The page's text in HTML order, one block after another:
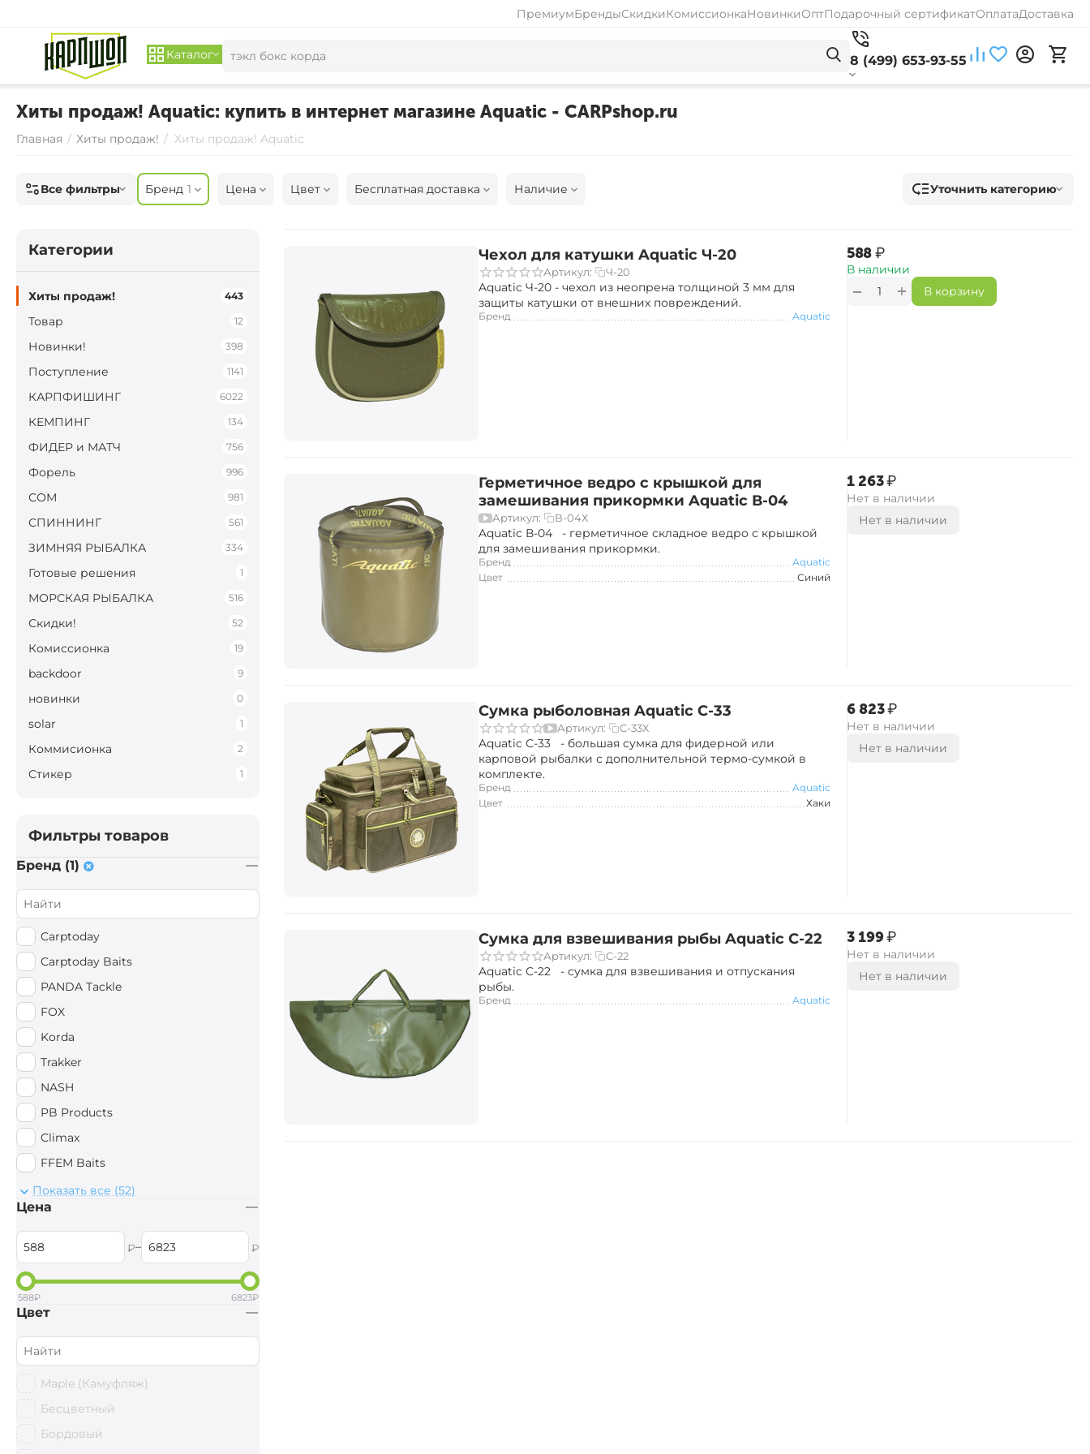
ПремиумБрендыСкидкиКомиссионкаНовинкиОптПодарочный сертификатОплатаДоставка
Каталог 8 (499) 653-93-55
Хиты продаж! Aquatic: купить в интернет магазине Aquatic - CARPshop.ru
Главная / Хиты продаж! / Хиты продаж! Aquatic
Все фильтры Бренд 1 Цена Цвет Бесплатная доставка Наличие Уточнить категорию
Чехол для катушки Aquatic Ч-20
Артикул: Ч-20
Aquatic Ч-20 - чехол из неопрена толщиной 3 мм для
защиты катушки от внешних повреждений.
Бренд Aquatic
‍588‍₽
В наличии
+
− В корзину
Герметичное ведро с крышкой для
замешивания прикормки Aquatic В-04
Артикул: В-04Х
Aquatic В-04 - герметичное складное ведро с крышкой
для замешивания прикормки.
Бренд
Aquatic
Цвет
Синий
‍1 263‍₽
Нет в наличии
Нет в наличии
Сумка рыболовная Aquatic С-33
Артикул: С-33Х
Aquatic С-33 - большая сумка для фидерной или
карповой рыбалки с дополнительной термо-сумкой в
комплекте.
Бренд
Aquatic
Цвет
Хаки
‍6 823‍₽
Нет в наличии
Нет в наличии
Сумка для взвешивания рыбы Aquatic С-22
Артикул: С-22
Aquatic С-22 - сумка для взвешивания и отпускания
рыбы.
Бренд Aquatic
‍3 199‍₽
Нет в наличии
Нет в наличии
Категории
Хиты продаж! 443
Товар 12
Новинки! 398
Поступление 1141
КАРПФИШИНГ 6022
КЕМПИНГ 134
ФИДЕР и МАТЧ 756
Форель 996
СОМ 981
СПИННИНГ 561
ЗИМНЯЯ РЫБАЛКА 334
Готовые решения 1
МОРСКАЯ РЫБАЛКА 516
Скидки! 52
Комиссионка 19
backdoor 9
новинки 0
solar 1
Коммисионка 2
Стикер 1
Фильтры товаров
Бренд (1)
Carptoday
Carptoday Baits
PANDA Tackle
FOX
Korda
Trakker
NASH
PB Products
Climax
FFEM Baits
Mad Carp Baits
UltraBaits
Preston Innovations
Sufix
Hayabusa
StarBaits
Ridge Monkey
AWA'S
DELPHIN
Shimano
Anaconda
Показать все (52)
Цена
₽– ₽
588₽ 6823₽
Цвет
Maple (Камуфляж)
Бесцветный
Бордовый